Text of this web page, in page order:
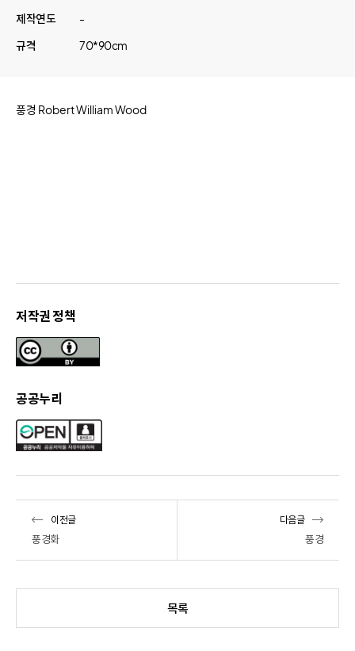
제작연도
-
규격
70*90cm
풍경 Robert William Wood
저작권 정책
공공누리
이전글
풍경화
다음글
풍경
목록